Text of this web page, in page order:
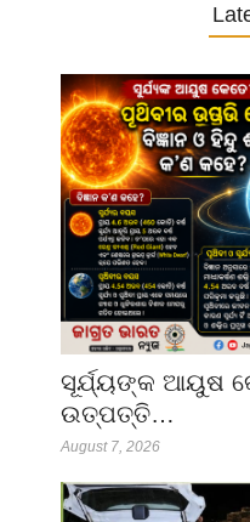
ସୂର୍ଯ୍ୟଙ୍କ ଆୟୁଷ
ଉତ୍ପତ୍ତି…
August 7, 2026